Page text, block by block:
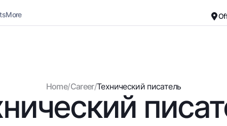
Deposits
Dlya vseh
Cards
Free
More
Black and white version
Enable voice narration
Home/Career/Технический писатель